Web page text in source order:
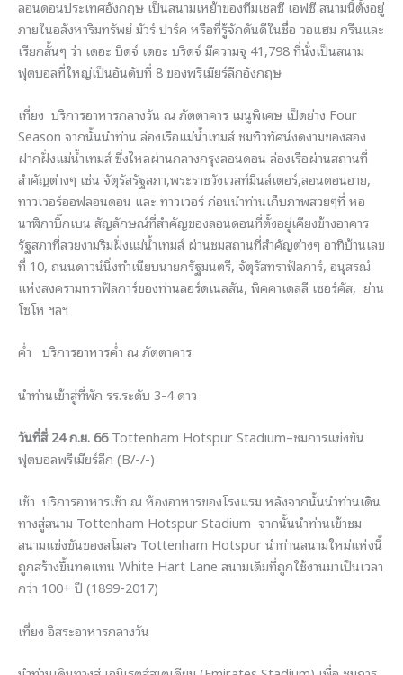
ลอนดอนประเทศอังกฤษ เป็นสนามเหย้าของทีมเชลซี เอฟซี สนามนี้ตั้งอยู่
ภายในอสังหาริมทรัพย์ มัวร์ ปาร์ค หรือที่รู้จักดันดีในชื่อ วอแฮม กรีนและ
เรียกสั้นๆ ว่า เดอะ บิดจ์ เดอะ บริดจ์ มีความจุ 41,798 ที่นั่งเป็นสนาม
ฟุตบอลที่ใหญ่เป็นอันดับที่ 8 ของพรีเมียร์ลีกอังกฤษ
เที่ยง บริการอาหารกลางวัน ณ ภัตตาคาร เมนูพิเศษ เป็ดย่าง Four
Season จากนั้นนำท่าน ล่องเรือแม่น้ำเทมส์ ชมทิวทัศน์งดงามของสอง
ฝากฝั่งแม่น้ำเทมส์ ซึ่งไหลผ่านกลางกรุงลอนดอน ล่องเรือผ่านสถานที่
สำคัญต่างๆ เช่น จัตุรัสรัฐสภา,พระราชวังเวสท์มินส์เตอร์,ลอนดอนอาย,
ทาวเวอร์ออฟลอนดอน และ ทาวเวอร์ ก่อนนำท่านเก็บภาพสวยๆที่ หอ
นาฬิกาบิ๊กเบน สัญลักษณ์ที่สำคัญของลอนดอนที่ตั้งอยู่เคียงข้างอาคาร
รัฐสภาที่สวยงามริมฝั่งแม่น้ำเทมส์ ผ่านชมสถานที่สำคัญต่างๆ อาทิบ้านเลข
ที่ 10, ถนนดาวน์นิ่งทำเนียบนายกรัฐมนตรี, จัตุรัสทราฟัลการ์, อนุสรณ์
แห่งสงครามทราฟัลการ์ของท่านลอร์ดเนลสัน, พิคคาเดลลี เซอร์คัส, ย่าน
โซโห ฯลฯ
ค่ำ บริการอาหารค่ำ ณ ภัตตาคาร
นำท่านเข้าสู่ที่พัก รร.ระดับ 3-4 ดาว
วันที่สี่ 24 ก.ย. 66Tottenham Hotspur Stadium–ชมการแข่งขัน
ฟุตบอลพรีเมียร์ลีก (B/-/-)
เช้า บริการอาหารเช้า ณ ห้องอาหารของโรงแรม หลังจากนั้นนำท่านเดิน
ทางสู่สนาม Tottenham Hotspur Stadium จากนั้นนำท่านเข้าชม
สนามแข่งขันของสโมสร Tottenham Hotspur นำท่านสนามใหม่แห่งนี้
ถูกสร้างขึ้นทดแทน White Hart Lane สนามเดิมที่ถูกใช้งานมาเป็นเวลา
กว่า 100+ ปี (1899-2017)
เที่ยง อิสระอาหารกลางวัน